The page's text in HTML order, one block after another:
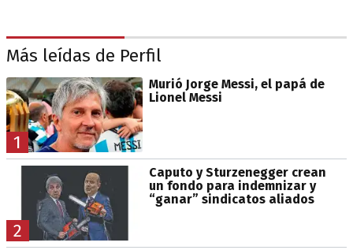
Más leídas de Perfil
1
Murió Jorge Messi, el papá de
Lionel Messi
2
Caputo y Sturzenegger crean
un fondo para indemnizar y
“ganar” sindicatos aliados